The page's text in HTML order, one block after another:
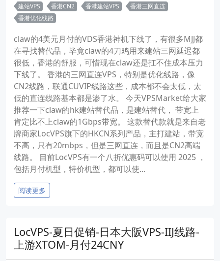
建站VPS
香港CN2 香港建站VPS
香港三网直连
香港优化线路
claw的4美元月付的VDS香港神机下线了，有很多MJJ都
在寻找替代品，毕竟claw的4刀鸡用来建站三网延迟都
很低，香港的舒服，可惜现在claw还是扛不住成本压力
下线了。 香港的三网直连VPS，特别是优化线路，像
CN2线路，联通CUVIP线路这些，成本都不会太低，太
低的直连线路基本都是渗了水。 今天VPSMarket给大家
推荐一下claw的hk建站替代品，是建站替代， 带宽上
肯定比不上claw的1Gbps带宽。 这款替代款就是来自老
牌商家LocVPS旗下的HKCN系列产品，主打建站，带宽
不高，只有20mbps，但是三网直连，而且是CN2高端
线路。 目前LocVPS有一个八折优惠码可以使用 2025 ，
包括月付机型，特价机型，都可以使...
阅读更多
LocVPS-夏日促销-日本大阪VPS-IIJ线路-
上游XTOM-月付24CNY